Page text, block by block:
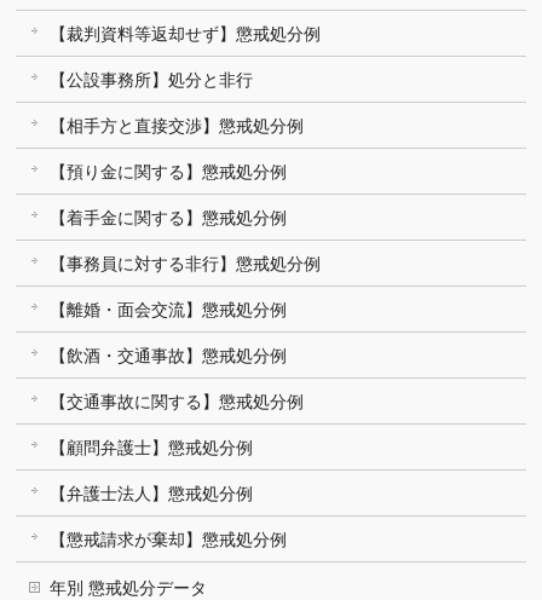
【裁判資料等返却せず】懲戒処分例
【公設事務所】処分と非行
【相手方と直接交渉】懲戒処分例
【預り金に関する】懲戒処分例
【着手金に関する】懲戒処分例
【事務員に対する非行】懲戒処分例
【離婚・面会交流】懲戒処分例
【飲酒・交通事故】懲戒処分例
【交通事故に関する】懲戒処分例
【顧問弁護士】懲戒処分例
【弁護士法人】懲戒処分例
【懲戒請求が棄却】懲戒処分例
年別 懲戒処分データ